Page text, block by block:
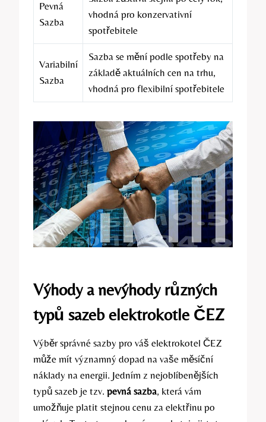
Pevná
Sazba
vhodná pro konzervativní
spotřebitele
Variabilní
Sazba
Sazba‍ se mění podle spotřeby na
základě aktuálních cen ​na trhu,⁢
vhodná pro‍ flexibilní spotřebitele
Výhody a nevýhody různých
typů sazeb elektrokotle ČEZ
Výběr správné‌ sazby pro váš elektrokotel ČEZ
může ‌mít významný dopad na vaše měsíční
náklady na energii.‌ Jedním z⁤ nejoblíbenějších
typů sazeb je tzv. pevná sazba, která vám
umožňuje platit stejnou cenu za elektřinu po